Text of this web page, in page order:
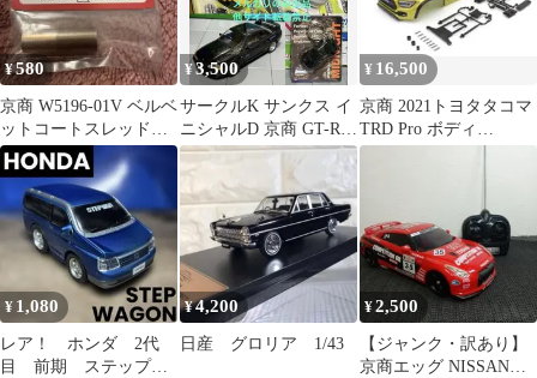
¥580
京商 W5196-01V ベルベ
ットコートスレッドシ
ョックケース (38/1個)
¥3,500
サークルK サンクス イ
ニシャルD 京商 GT-R
湾岸ミッドナイト ポル
シェ
¥ 16,500
京商 2021トヨタタコマ
TRD Pro ボディ
(KBB002EL)+オマケ
¥ 1,080
レア！ ホンダ 2代
目 前期 ステップワ
¥4,200
日産 グロリア 1/43
¥2,500
【ジャンク・訳あり】
京商エッグ NISSAN